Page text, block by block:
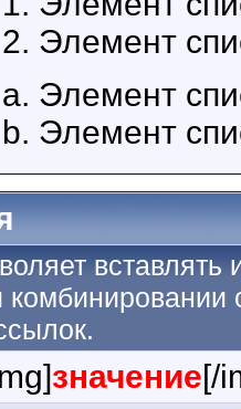
Элемент
Элемент
Элемент
значение[/